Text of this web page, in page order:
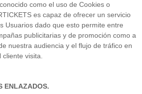
como el uso de Cookies o
es capaz de ofrecer un servicio
Usuarios dado que esto permite entre
publicitarias y de promoción como a
nuestra audiencia y el flujo de tráfico en
visita.
ENLAZADOS.